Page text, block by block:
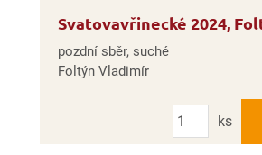
Svatovavřinecké 2024,
pozdní sběr, suché
Foltýn Vladimír
Počet
ks